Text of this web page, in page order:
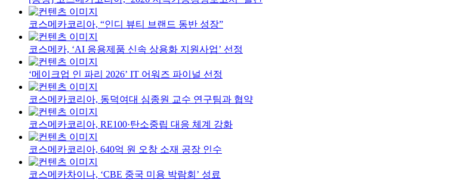
코스메카코리아, “인디 뷰티 브랜드 동반 성장”
코스메카, ‘AI 응용제품 신속 상용화 지원사업’ 선정
‘메이크업 인 파리 2026’ IT 어워즈 파이널 선정
코스메카코리아, 동덕여대 심종원 교수 연구팀과 협약
코스메카코리아, RE100·탄소중립 대응 체계 강화
코스메카코리아, 640억 원 오창 소재 공장 인수
코스메카차이나, ‘CBE 중국 미용 박람회’ 성료